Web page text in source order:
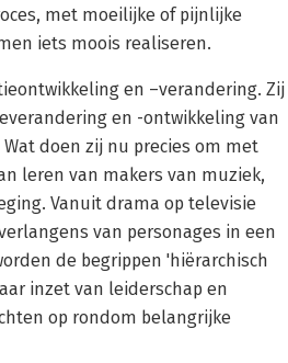
met moeilijke of pijnlijke
iets moois realiseren.
en –verandering. Zij
en -ontwikkeling van
doen zij nu precies om met
leren van makers van muziek,
Vanuit drama op televisie
van personages in een
de begrippen 'hiërarchisch
inzet van leiderschap en
op rondom belangrijke